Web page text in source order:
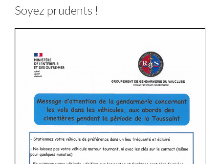
Soyez prudents !